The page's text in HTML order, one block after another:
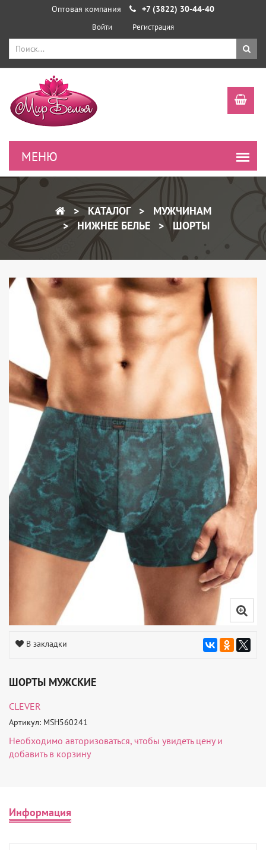
Оптовая компания +7 (3822) 30-44-40
Войти Регистрация
КАТАЛОГ
МУЖЧИНАМ
НИЖНЕЕ БЕЛЬЕ
ШОРТЫ
В закладки
ШОРТЫ МУЖСКИЕ
CLEVER
Артикул: MSH560241
Необходимо авторизоваться, чтобы увидеть цену и
добавить в корзину
Информация